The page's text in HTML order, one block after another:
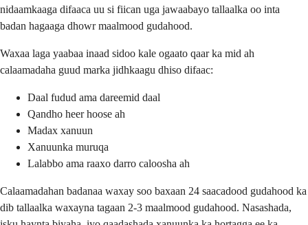
nidaamkaaga difaaca uu si fiican uga jawaabayo tallaalka oo inta
badan hagaaga dhowr maalmood gudahood.
Waxaa laga yaabaa inaad sidoo kale ogaato qaar ka mid ah
calaamadaha guud marka jidhkaagu dhiso difaac:
Daal fudud ama dareemid daal
Qandho heer hoose ah
Madax xanuun
Xanuunka muruqa
Lalabbo ama raaxo darro caloosha ah
Calaamadahan badanaa waxay soo baxaan 24 saacadood gudahood ka
dib tallaalka waxayna tagaan 2-3 maalmood gudahood. Nasashada,